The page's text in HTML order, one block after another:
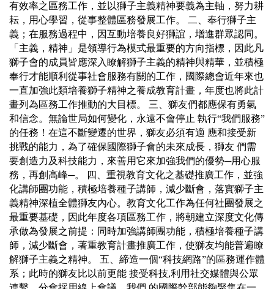
有效率之區務工作，並以獅子主義精神要義為主軸，努力耕
耘，用心學習，從事整體區務發展工作。 二、奉行獅子主
義；在服務過程中，因互動培養良好獅誼，增進群眾認同。
「主義，精神」是領導行為模式最重要的方向指標，因此凡
獅子會的成員皆應深入瞭解獅子主義的精神與精華，並積極
奉行才能順利從事社會服務有關的工作，國際總會近年來也
一直加強此類培養獅子精神之養成教育計畫，年度也將此計
畫列為區務工作推動的大目標。 三、獅友們都應保有勇氣
和信念。無論世局如何變化，永遠不會停止 執行“我們服務”
的任務！在這不斷變遷的世界，獅友必須有適 應和接受新
挑戰的能力，為了確保國際獅子會的未來成長，獅友 們需
要創造力及科技能力，來善用它來加強我們的優勢─用心服
務，再創高峰─。 四、重視教育文化之基礎推廣工作，並強
化講師團功能，積極培養種子講師，減少斷會，落實獅子主
義精神深植全體獅友內心。教育文化工作為任何社團發展之
最重要基礎，因此年度各項區務工作，將朝建立深度文化傳
承做為發展之前提：同時加強講師團功能，積極培養種子講
師，減少斷會，著重教育計畫推廣工作，使獅友均能普遍瞭
解獅子主義之精神。 五、締造一個“科技網路”的區務運作體
系；此時的獅友比以前更能 接受科技,利用社交媒體與公眾